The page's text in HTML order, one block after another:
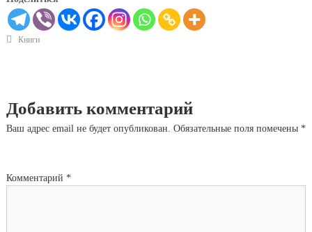
Книги
Добавить комментарий
Ваш адрес email не будет опубликован. Обязательные поля помечены *
Комментарий *